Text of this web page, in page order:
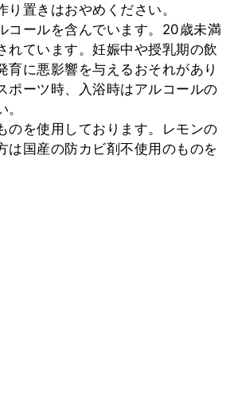
置きはおやめください。
コールを含んでいます。20歳未満
れています。妊娠中や授乳期の飲
育に悪影響を与えるおそれがあり
ポーツ時、入浴時はアルコールの
のを使用しております。レモンの
は国産の防カビ剤不使用のものを